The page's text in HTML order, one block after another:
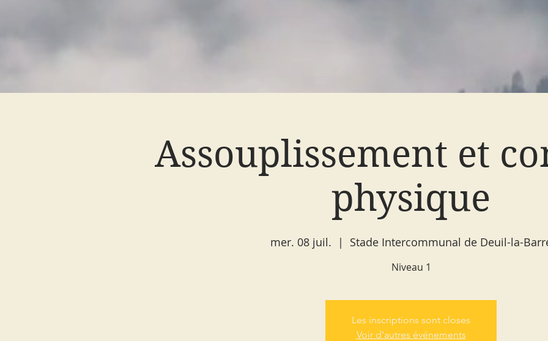
Assouplissement et
physique
mer. 08 juil.
  |
Stade Intercommunal de Deuil-la-
Niveau 1
Les inscriptions sont closes
Voir d'autres événements